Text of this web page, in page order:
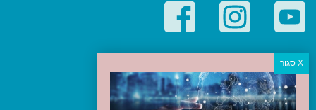
קטגוריות פופולריות
יעדים
טיולים בישראל